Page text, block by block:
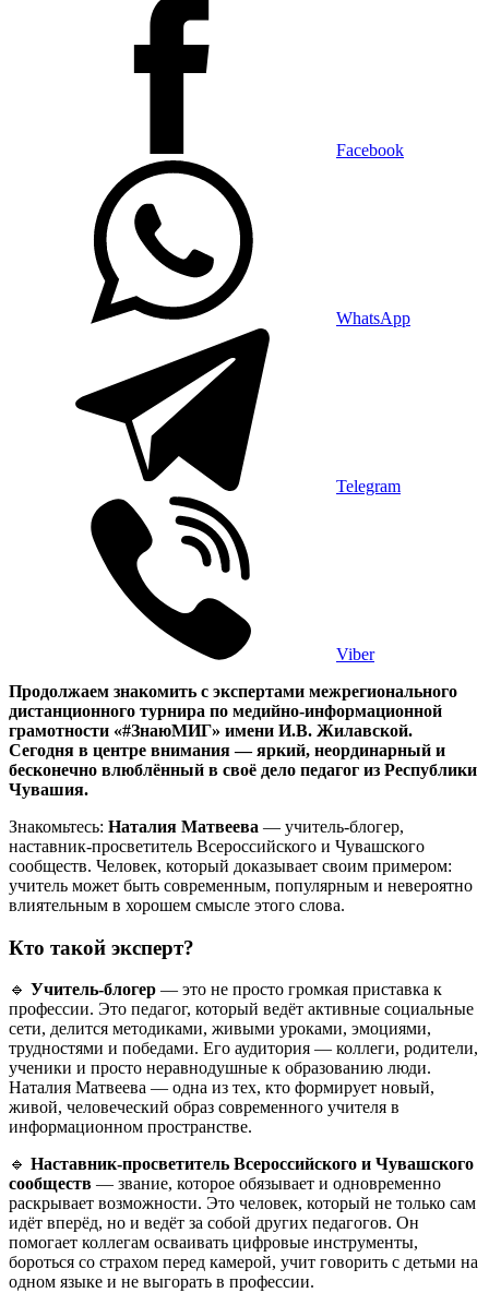
Facebook
WhatsApp
Telegram
Viber
Продолжаем знакомить с экспертами межрегионального
дистанционного турнира по медийно-информационной
грамотности «#ЗнаюМИГ» имени И.В. Жилавской.
Сегодня в центре внимания — яркий, неординарный и
бесконечно влюблённый в своё дело педагог из Республики
Чувашия.
Знакомьтесь: Наталия Матвеева — учитель-блогер,
наставник-просветитель Всероссийского и Чувашского
сообществ. Человек, который доказывает своим примером:
учитель может быть современным, популярным и невероятно
влиятельным в хорошем смысле этого слова.
Кто такой эксперт?
🔹 Учитель-блогер — это не просто громкая приставка к
профессии. Это педагог, который ведёт активные социальные
сети, делится методиками, живыми уроками, эмоциями,
трудностями и победами. Его аудитория — коллеги, родители,
ученики и просто неравнодушные к образованию люди.
Наталия Матвеева — одна из тех, кто формирует новый,
живой, человеческий образ современного учителя в
информационном пространстве.
🔹 Наставник-просветитель Всероссийского и Чувашского
сообществ — звание, которое обязывает и одновременно
раскрывает возможности. Это человек, который не только сам
идёт вперёд, но и ведёт за собой других педагогов. Он
помогает коллегам осваивать цифровые инструменты,
бороться со страхом перед камерой, учит говорить с детьми на
одном языке и не выгорать в профессии.